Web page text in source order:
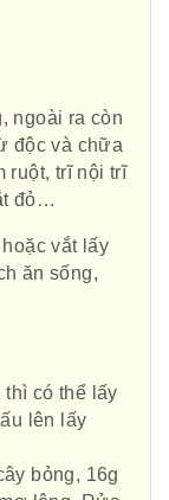
ngoài ra còn
độc và chữa
ruột, trĩ nội trĩ
đỏ…
vắt lấy
ăn sống,
có thể lấy
lên lấy
bỏng, 16g